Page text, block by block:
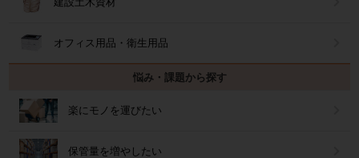
オフィス用品・衛生用品
悩み・課題から探す
楽にモノを運びたい
保管量を増やしたい